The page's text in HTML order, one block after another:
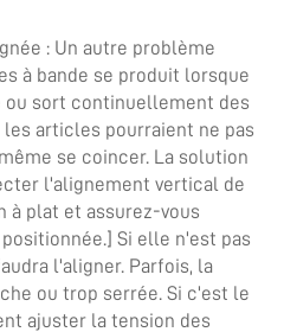
: Un autre problème
à bande se produit lorsque
sort continuellement des
les articles pourraient ne pas
se coincer. La solution
l'alignement vertical de
à plat et assurez-vous
Si elle n'est pas
l'aligner. Parfois, la
ou trop serrée. Si c'est le
ajuster la tension des